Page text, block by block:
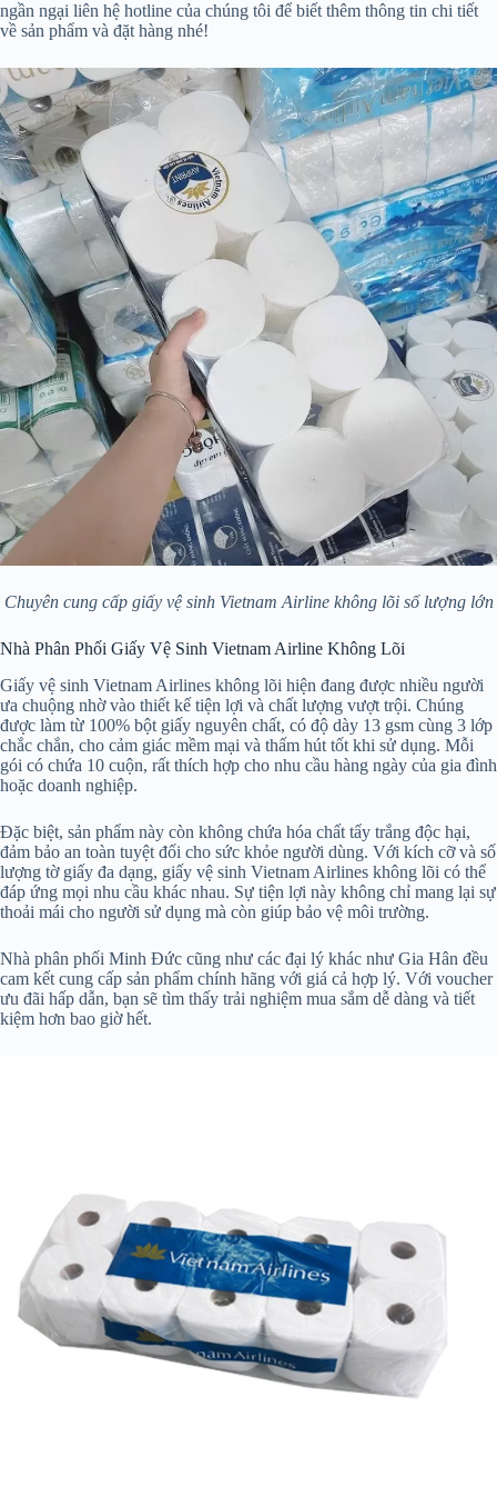
ngần ngại liên hệ hotline của chúng tôi để biết thêm thông tin chi tiết
về sản phẩm và đặt hàng nhé!
Chuyên cung cấp giấy vệ sinh Vietnam Airline không lõi số lượng lớn
Nhà Phân Phối Giấy Vệ Sinh Vietnam Airline Không Lõi
Giấy vệ sinh Vietnam Airlines không lõi hiện đang được nhiều người
ưa chuộng nhờ vào thiết kế tiện lợi và chất lượng vượt trội. Chúng
được làm từ 100% bột giấy nguyên chất, có độ dày 13 gsm cùng 3 lớp
chắc chắn, cho cảm giác mềm mại và thấm hút tốt khi sử dụng. Mỗi
gói có chứa 10 cuộn, rất thích hợp cho nhu cầu hàng ngày của gia đình
hoặc doanh nghiệp.
Đặc biệt, sản phẩm này còn không chứa hóa chất tẩy trắng độc hại,
đảm bảo an toàn tuyệt đối cho sức khỏe người dùng. Với kích cỡ và số
lượng tờ giấy đa dạng, giấy vệ sinh Vietnam Airlines không lõi có thể
đáp ứng mọi nhu cầu khác nhau. Sự tiện lợi này không chỉ mang lại sự
thoải mái cho người sử dụng mà còn giúp bảo vệ môi trường.
Nhà phân phối Minh Đức cũng như các đại lý khác như Gia Hân đều
cam kết cung cấp sản phẩm chính hãng với giá cả hợp lý. Với voucher
ưu đãi hấp dẫn, bạn sẽ tìm thấy trải nghiệm mua sắm dễ dàng và tiết
kiệm hơn bao giờ hết.